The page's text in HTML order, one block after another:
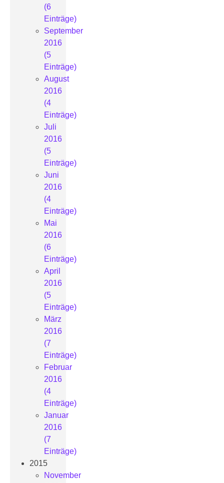
(6
Einträge)
September
2016
(5
Einträge)
August
2016
(4
Einträge)
Juli
2016
(5
Einträge)
Juni
2016
(4
Einträge)
Mai
2016
(6
Einträge)
April
2016
(5
Einträge)
März
2016
(7
Einträge)
Februar
2016
(4
Einträge)
Januar
2016
(7
Einträge)
2015
November